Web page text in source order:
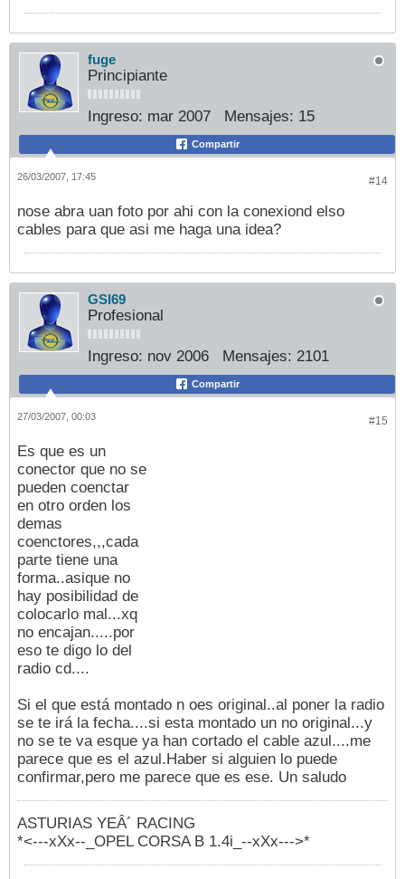
fuge
Principiante
Ingreso: mar 2007 Mensajes: 15
Compartir
#14
26/03/2007, 17:45
nose abra uan foto por ahi con la conexiond elso
cables para que asi me haga una idea?
GSI69
Profesional
Ingreso: nov 2006 Mensajes: 2101
Compartir
#15
27/03/2007, 00:03
Es que es un
conector que no se
pueden coenctar
en otro orden los
demas
coenctores,,,cada
parte tiene una
forma..asique no
hay posibilidad de
colocarlo mal...xq
no encajan.....por
eso te digo lo del
radio cd....
Si el que está montado n oes original..al poner la radio
se te irá la fecha....si esta montado un no original...y
no se te va esque ya han cortado el cable azul....me
parece que es el azul.Haber si alguien lo puede
confirmar,pero me parece que es ese. Un saludo
ASTURIAS YEÂ´ RACING
*<---xXx--_OPEL CORSA B 1.4i_--xXx--->*